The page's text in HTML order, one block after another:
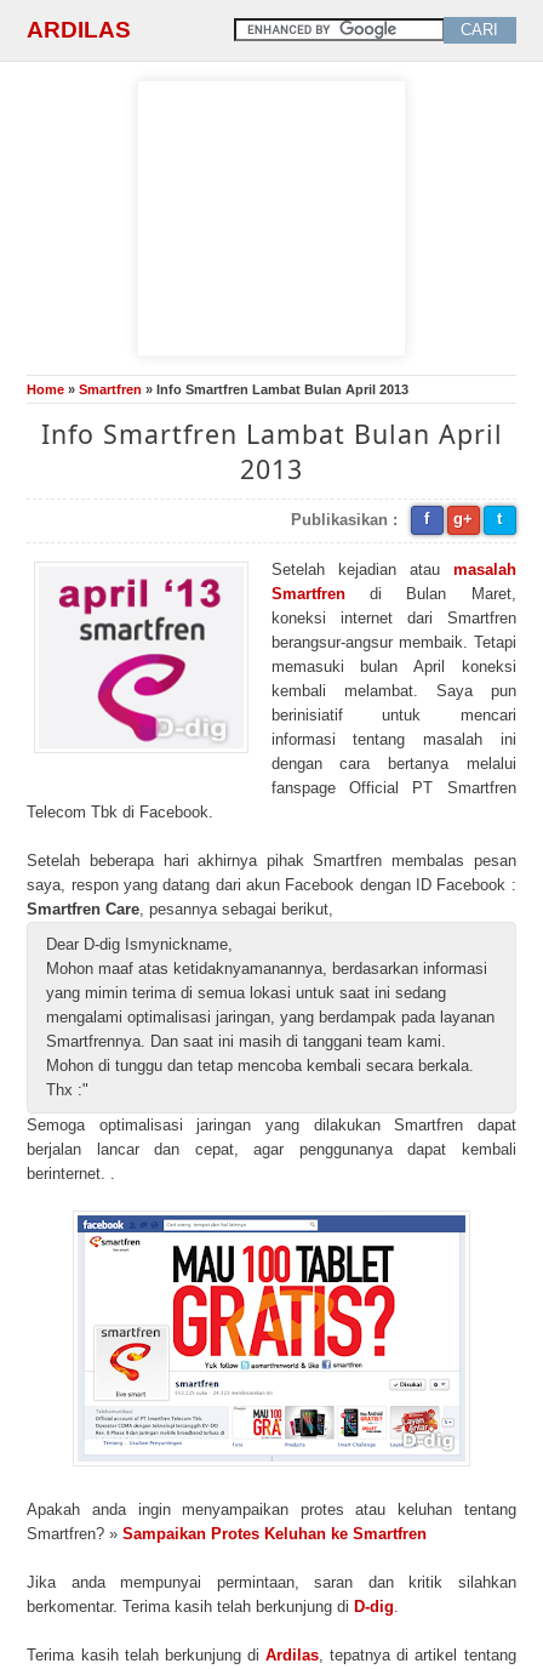
ARDILAS
Home »Smartfren » Info Smartfren Lambat Bulan April 2013
Info Smartfren Lambat Bulan April
2013
f g+ t
Publikasikan :
Setelah kejadian atau masalah
Smartfrendi Bulan Maret,
koneksi internet dari Smartfren
berangsur-angsur membaik. Tetapi
memasuki bulan April koneksi
kembali melambat. Saya pun
berinisiatif untuk mencari
informasi tentang masalah ini
dengan cara bertanya melalui
fanspage Official PT Smartfren
Telecom Tbk di Facebook.
Setelah beberapa hari akhirnya pihak Smartfren membalas pesan
saya, respon yang datang dari akun Facebook dengan ID Facebook :
Smartfren Care, pesannya sebagai berikut,
Dear D-dig Ismynickname,
Mohon maaf atas ketidaknyamanannya, berdasarkan informasi
yang mimin terima di semua lokasi untuk saat ini sedang
mengalami optimalisasi jaringan, yang berdampak pada layanan
Smartfrennya. Dan saat ini masih di tanggani team kami.
Mohon di tunggu dan tetap mencoba kembali secara berkala.
Thx :"
Semoga optimalisasi jaringan yang dilakukan Smartfren dapat
berjalan lancar dan cepat, agar penggunanya dapat kembali
berinternet. .
Apakah anda ingin menyampaikan protes atau keluhan tentang
Smartfren? »Sampaikan Protes Keluhan ke Smartfren
Jika anda mempunyai permintaan, saran dan kritik silahkan
berkomentar. Terima kasih telah berkunjung di D-dig.
Terima kasih telah berkunjung diArdilas, tepatnya di artikel tentang